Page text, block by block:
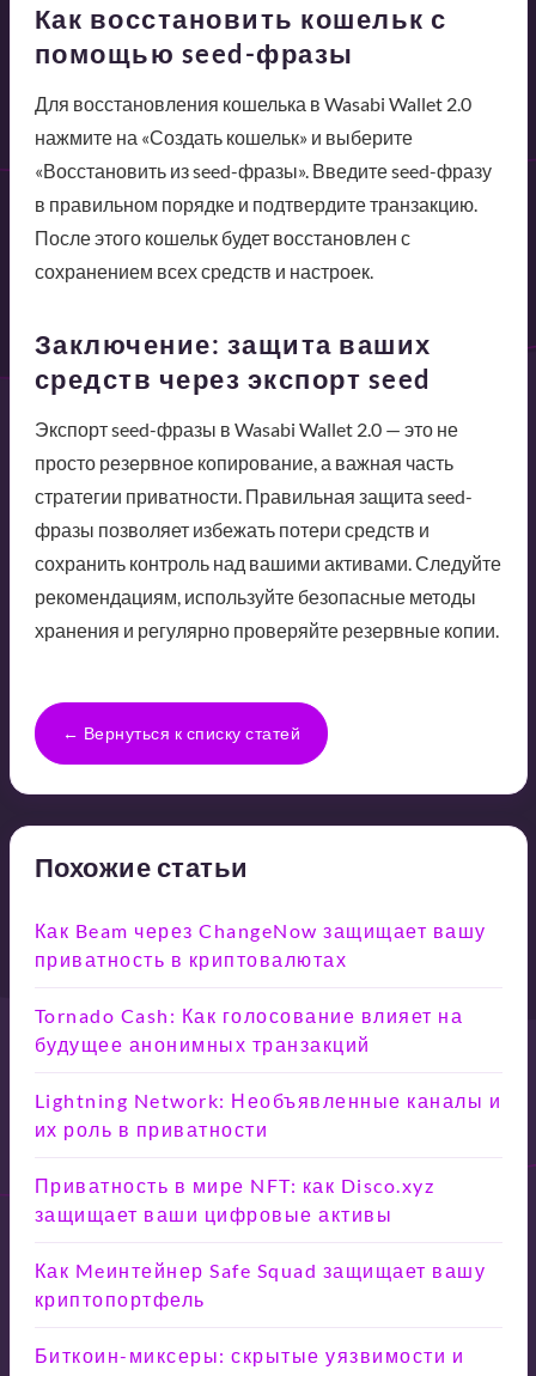
Как восстановить кошельк с
помощью seed-фразы
Для восстановления кошелька в Wasabi Wallet 2.0
нажмите на «Создать кошельк» и выберите
«Восстановить из seed-фразы». Введите seed-фразу
в правильном порядке и подтвердите транзакцию.
После этого кошельк будет восстановлен с
сохранением всех средств и настроек.
Заключение: защита ваших
средств через экспорт seed
Экспорт seed-фразы в Wasabi Wallet 2.0 — это не
просто резервное копирование, а важная часть
стратегии приватности. Правильная защита seed-
фразы позволяет избежать потери средств и
сохранить контроль над вашими активами. Следуйте
рекомендациям, используйте безопасные методы
хранения и регулярно проверяйте резервные копии.
← Вернуться к списку статей
Похожие статьи
Как Beam через ChangeNow защищает вашу
приватность в криптовалютах
Tornado Cash: Как голосование влияет на
будущее анонимных транзакций
Lightning Network: Необъявленные каналы и
их роль в приватности
Приватность в мире NFT: как Disco.xyz
защищает ваши цифровые активы
Как Meинтейнер Safe Squad защищает вашу
криптопортфель
Биткоин-миксеры: скрытые уязвимости и